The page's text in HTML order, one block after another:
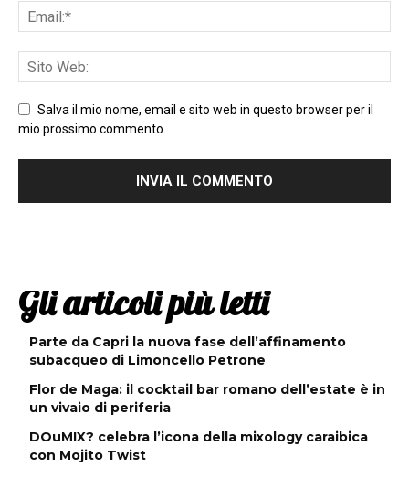
Salva il mio nome, email e sito web in questo browser per il
mio prossimo commento.
Gli articoli più letti
Parte da Capri la nuova fase dell’affinamento
subacqueo di Limoncello Petrone
Flor de Maga: il cocktail bar romano dell’estate è in
un vivaio di periferia
DOuMIX? celebra l’icona della mixology caraibica
con Mojito Twist